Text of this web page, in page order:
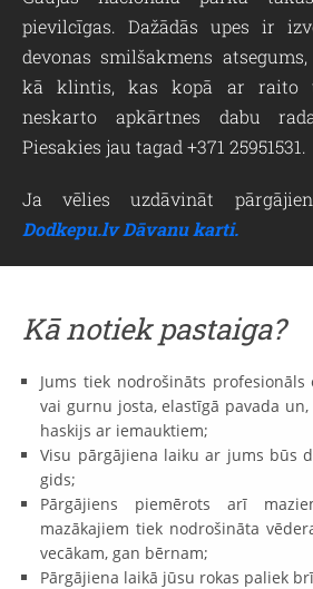
pievilcīgas. Dažādās upes ir
devonas smilšakmens
kā klintis, kas kopā ar raito
neskarto apkārtnes dabu
Piesakies jau tagad +371 25951531.
Ja vēlies uzdāvināt
Dodkepu.lv Dāvanu karti.
Kā notiek pastaiga?
Jums tiek nodrošināts profesionāls
vai gurnu josta, elastīgā pavada
haskijs ar iemauktiem;
Visu pārgājiena laiku ar jums būs
gids;
Pārgājiens piemērots arī
mazākajiem tiek nodrošināta
vecākam, gan bērnam;
Pārgājiena laikā jūsu rokas paliek